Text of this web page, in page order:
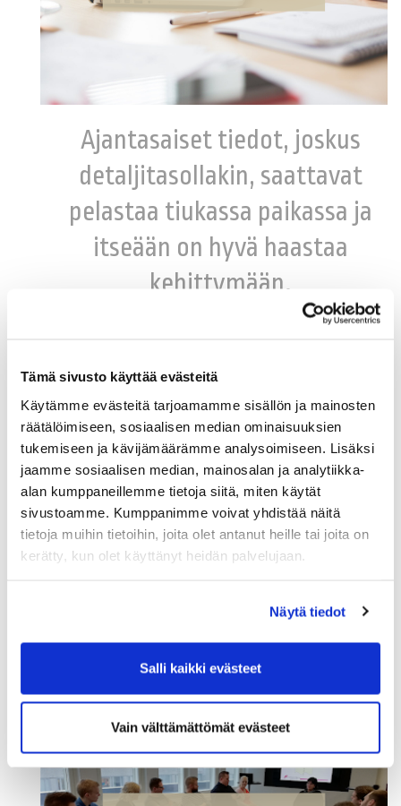
Tämä sivusto käyttää evästeitä
Käytämme evästeitä tarjoamamme sisällön ja mainosten
räätälöimiseen, sosiaalisen median ominaisuuksien
tukemiseen ja kävijämäärämme analysoimiseen. Lisäksi
jaamme sosiaalisen median, mainosalan ja analytiikka-
alan kumppaneillemme tietoja siitä, miten käytät
sivustoamme. Kumppanimme voivat yhdistää näitä
tietoja muihin tietoihin, joita olet antanut heille tai joita on
kerätty, kun olet käyttänyt heidän palvelujaan.
Näytä tiedot
Salli kaikki evästeet
Vain välttämättömät evästeet
Ajantasaiset tiedot, joskus
detaljitasollakin, saattavat
pelastaa tiukassa paikassa ja
itseään on hyvä haastaa
kehittymään.
Palkitseminen on osoitus
arvostuksesta.